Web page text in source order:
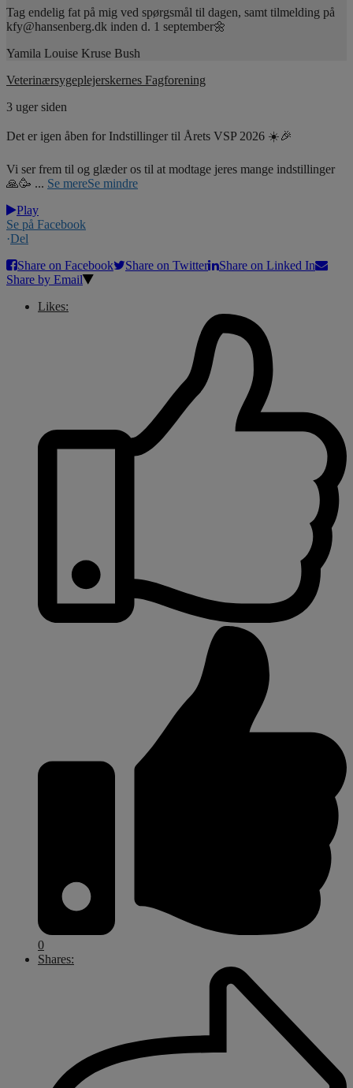
Tag endelig fat på mig ved spørgsmål til dagen, samt tilmelding på
kfy@hansenberg.dk inden d. 1 september🌼
Yamila Louise Kruse Bush
Veterinærsygeplejerskernes Fagforening
3 uger siden
Det er igen åben for Indstillinger til Årets VSP 2026 ☀️🎉
Vi ser frem til og glæder os til at modtage jeres mange indstillinger
🙏🥳 ... Se mereSe mindre
Play
Se på Facebook
·Del
Share on Facebook
Share on Twitter
Share on Linked In
Share by Email
Likes:
0
Shares: